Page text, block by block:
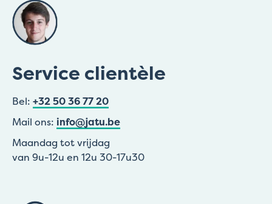
Service clientèle
Bel: +32 50 36 77 20
Mail ons: info@jatu.be
Maandag tot vrijdag
van 9u-12u en 12u 30-17u30